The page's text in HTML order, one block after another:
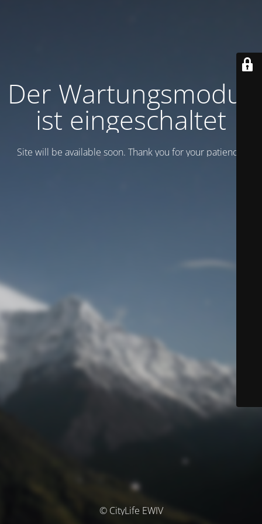
Der Wartungsmodus
ist eingeschaltet
Site will be available soon. Thank you for your patience!
© CityLife EWIV